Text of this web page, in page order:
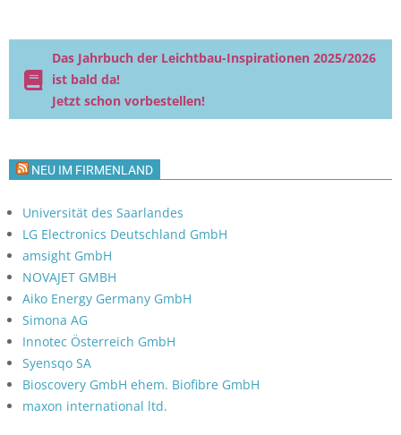
Das Jahrbuch der Leichtbau-Inspirationen 2025/2026
ist bald da!
Jetzt schon vorbestellen!
NEU IM FIRMENLAND
Universität des Saarlandes
LG Electronics Deutschland GmbH
amsight GmbH
NOVAJET GMBH
Aiko Energy Germany GmbH
Simona AG
Innotec Österreich GmbH
Syensqo SA
Bioscovery GmbH ehem. Biofibre GmbH
maxon international ltd.